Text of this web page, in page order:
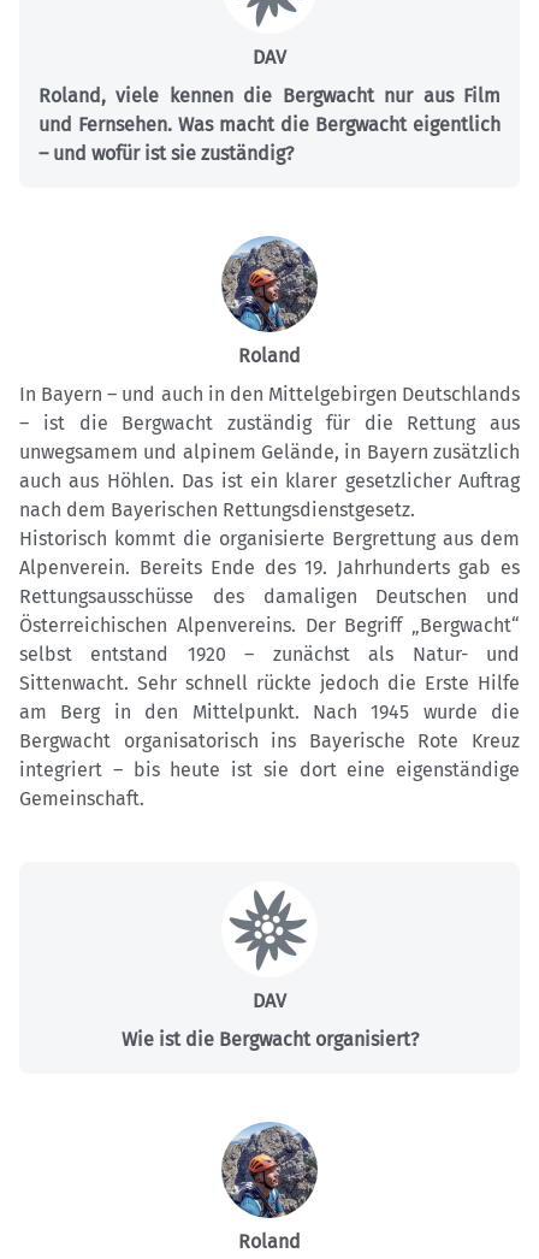
DAV
Roland, viele kennen die Bergwacht nur aus Film
und Fernsehen. Was macht die Bergwacht eigentlich
– und wofür ist sie zuständig?
Roland
In Bayern – und auch in den Mittelgebirgen Deutschlands
– ist die Bergwacht zuständig für die Rettung aus
unwegsamem und alpinem Gelände, in Bayern zusätzlich
auch aus Höhlen. Das ist ein klarer gesetzlicher Auftrag
nach dem Bayerischen Rettungsdienstgesetz.
Historisch kommt die organisierte Bergrettung aus dem
Alpenverein. Bereits Ende des 19. Jahrhunderts gab es
Rettungsausschüsse des damaligen Deutschen und
Österreichischen Alpenvereins. Der Begriff „Bergwacht“
selbst entstand 1920 – zunächst als Natur- und
Sittenwacht. Sehr schnell rückte jedoch die Erste Hilfe
am Berg in den Mittelpunkt. Nach 1945 wurde die
Bergwacht organisatorisch ins Bayerische Rote Kreuz
integriert – bis heute ist sie dort eine eigenständige
Gemeinschaft.
DAV
Wie ist die Bergwacht organisiert?
Roland